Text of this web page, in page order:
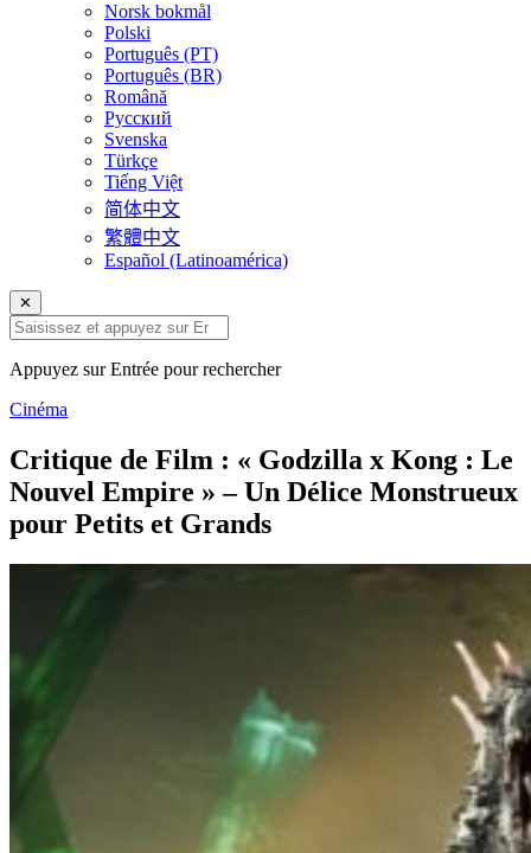
Norsk bokmål
Polski
Português (PT)
Português (BR)
Română
Русский
Svenska
Türkçe
Tiếng Việt
简体中文
繁體中文
Español (Latinoamérica)
✕
Appuyez sur Entrée pour rechercher
Cinéma
Critique de Film : « Godzilla x Kong : Le
Nouvel Empire » – Un Délice Monstrueux
pour Petits et Grands